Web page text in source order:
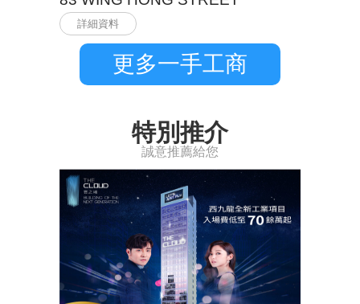
詳細資料
更多一手工商
特別推介
誠意推薦給您